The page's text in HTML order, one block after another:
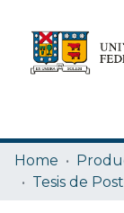
Research
Statistics
Home
Tesis de